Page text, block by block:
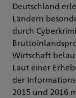
Deutschland
Ländern
durch
Wirtschaft
Laut einer
der
2015 und 2016